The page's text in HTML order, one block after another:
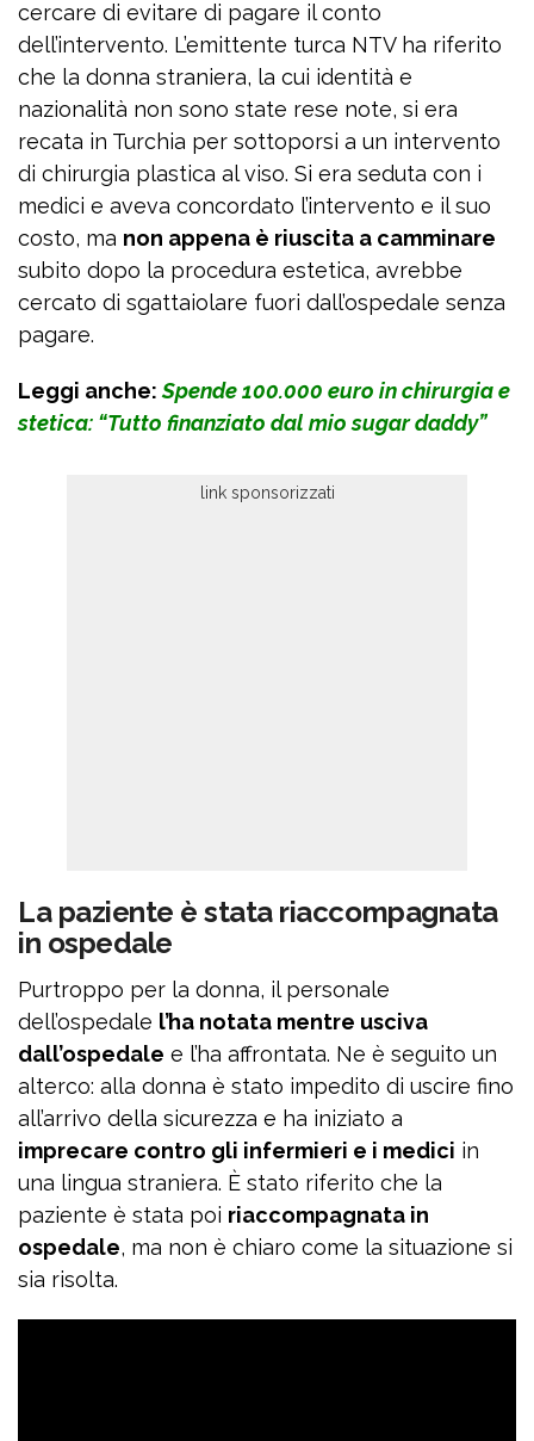
cercare di evitare di pagare il conto
dell’intervento. L’emittente turca NTV ha riferito
che la donna straniera, la cui identità e
nazionalità non sono state rese note, si era
recata in Turchia per sottoporsi a un intervento
di chirurgia plastica al viso. Si era seduta con i
medici e aveva concordato l’intervento e il suo
costo, ma non appena è riuscita a camminare
subito dopo la procedura estetica, avrebbe
cercato di sgattaiolare fuori dall’ospedale senza
pagare.
Leggi anche:Spende 100.000 euro in chirurgia e
stetica: “Tutto finanziato dal mio sugar daddy”
La paziente è stata riaccompagnata
in ospedale
Purtroppo per la donna, il personale
dell’ospedale l’ha notata mentre usciva
dall’ospedale e l’ha affrontata. Ne è seguito un
alterco: alla donna è stato impedito di uscire fino
all’arrivo della sicurezza e ha iniziato a
imprecare contro gli infermieri e i medici in
una lingua straniera. È stato riferito che la
paziente è stata poi riaccompagnata in
ospedale, ma non è chiaro come la situazione si
sia risolta.